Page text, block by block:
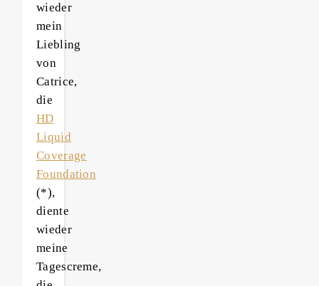
wieder
mein
Liebling
von
Catrice,
die
HD
Liquid
Coverage
Foundation
(*),
diente
wieder
meine
Tagescreme,